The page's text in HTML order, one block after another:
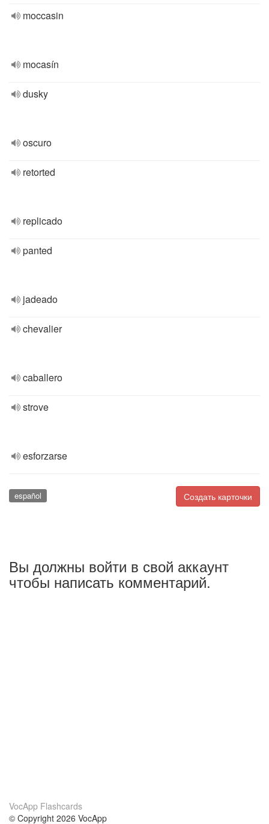
moccasin
mocasín
dusky
oscuro
retorted
replicado
panted
jadeado
chevalier
caballero
strove
esforzarse
Создать карточки
español
Вы должны войти в свой аккаунт
чтобы написать комментарий.
VocApp Flashcards
© Copyright 2026 VocApp